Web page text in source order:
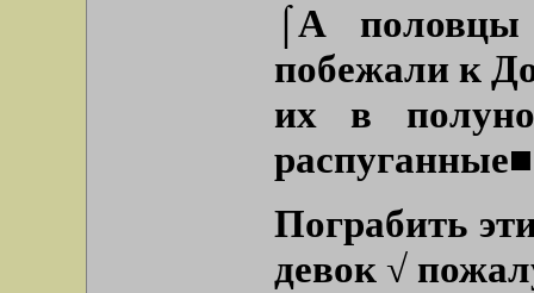
⌠А половцы
побежали к
их в
Пограбить
девок √